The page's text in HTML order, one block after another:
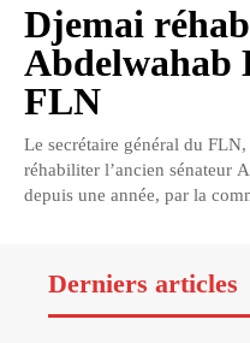
Djemai
Abdelwahab
FLN
Le secrétaire général du
réhabiliter l’ancien sénateur
depuis une année, par la
Derniers articles